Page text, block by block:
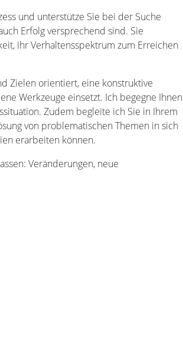
und unterstütze Sie bei der Suche
Erfolg versprechend sind. Sie
ihr Verhaltensspektrum zum Erreichen
Zielen orientiert, eine konstruktive
Werkzeuge einsetzt. Ich begegne Ihnen
Zudem begleite ich Sie in Ihrem
von problematischen Themen in sich
erarbeiten können.
Veränderungen, neue